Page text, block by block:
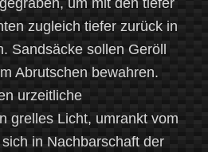
um mit den tiefer
zugleich tiefer zurück in
Sandsäcke sollen Geröll
Abrutschen bewahren.
urzeitliche
grelles Licht, umrankt vom
in Nachbarschaft der